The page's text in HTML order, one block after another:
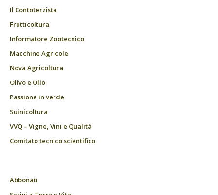
Il Contoterzista
Frutticoltura
Informatore Zootecnico
Macchine Agricole
Nova Agricoltura
Olivo e Olio
Passione in verde
Suinicoltura
VVQ – Vigne, Vini e Qualità
Comitato tecnico scientifico
Abbonati